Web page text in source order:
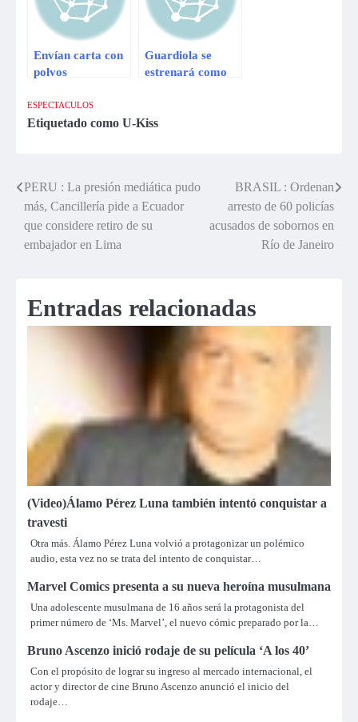
Envían carta con
polvos
ministro de
Defensa
Guardiola se
estrenará como
junio
ESPECTACULOS
Etiquetado como U-Kiss
Navegación
de
entradas
PERU : La presión mediática pudo
más, Cancillería pide a Ecuador
que considere retiro de su
embajador en Lima
BRASIL : Ordenan
arresto de 60 policías
acusados de sobornos en
Río de Janeiro
Entradas relacionadas
(Video)Álamo Pérez Luna también intentó conquistar a
travesti
Otra más. Álamo Pérez Luna volvió a protagonizar un polémico
audio, esta vez no se trata del intento de conquistar…
Marvel Comics presenta a su nueva heroína musulmana
Una adolescente musulmana de 16 años será la protagonista del
primer número de ‘Ms. Marvel’, el nuevo cómic preparado por la…
Bruno Ascenzo inició rodaje de su película ‘A los 40’
Con el propósito de lograr su ingreso al mercado internacional, el
actor y director de cine Bruno Ascenzo anunció el inicio del
rodaje…